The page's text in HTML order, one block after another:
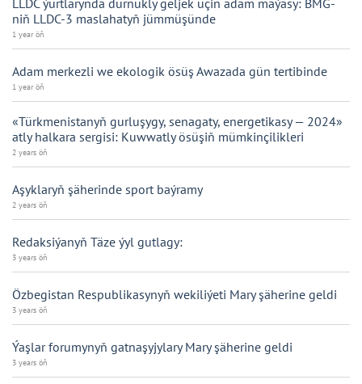
LLDC ýurtlarynda durnukly geljek üçin adam maýasy: BMG-
niň LLDC-3 maslahatyň jümmüşünde
1 year öň
Adam merkezli we ekologik ösüş Awazada gün tertibinde
1 year öň
«Türkmenistanyň gurluşygy, senagaty, energetikasy — 2024»
atly halkara sergisi: Kuwwatly ösüşiň mümkinçilikleri
2 years öň
Aşyklaryň şäherinde sport baýramy
2 years öň
Redaksiýanyň Täze ýyl gutlagy:
3 years öň
Özbegistan Respublikasynyň wekiliýeti Mary şäherine geldi
3 years öň
Ýaşlar forumynyň gatnaşyjylary Mary şäherine geldi
3 years öň